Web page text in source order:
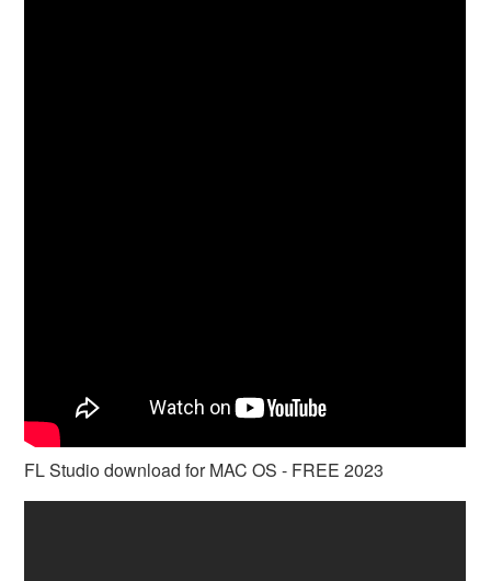
FL Studio download for MAC OS - FREE 2023